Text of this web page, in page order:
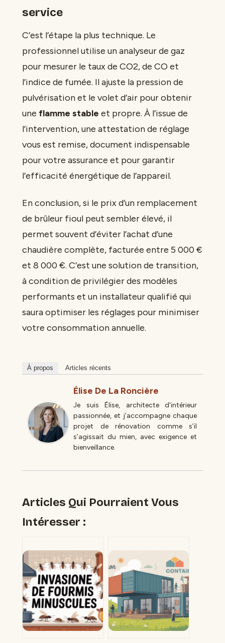
service
C’est l’étape la plus technique. Le
professionnel utilise un analyseur de gaz
pour mesurer le taux de CO2, de CO et
l’indice de fumée. Il ajuste la pression de
pulvérisation et le volet d’air pour obtenir
une flamme stable et propre. À l’issue de
l’intervention, une attestation de réglage
vous est remise, document indispensable
pour votre assurance et pour garantir
l’efficacité énergétique de l’appareil.
En conclusion, si le prix d’un remplacement
de brûleur fioul peut sembler élevé, il
permet souvent d’éviter l’achat d’une
chaudière complète, facturée entre 5 000 €
et 8 000 €. C’est une solution de transition,
à condition de privilégier des modèles
performants et un installateur qualifié qui
saura optimiser les réglages pour minimiser
votre consommation annuelle.
À propos Articles récents
Élise De La Roncière
Je suis Élise, architecte d'intérieur
passionnée, et j’accompagne chaque
projet de rénovation comme s’il
s’agissait du mien, avec exigence et
bienveillance.
Articles Qui Pourraient Vous
Intéresser :